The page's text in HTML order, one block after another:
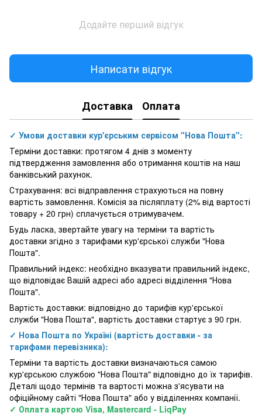
Додайте перший відгук
Написати відгук
Доставка Оплата
✓ Умови доставки кур'єрським сервісом "Нова Пошта":
Терміни доставки: протягом 4 днів з моменту
підтвердження замовлення або отримання коштів на наш
банківський рахунок.
Страхування: всі відправлення страхуються на повну
вартість замовлення. Комісія за післяплату (2% від вартості
товару + 20 грн) сплачується отримувачем.
Будь ласка, звертайте увагу на терміни та вартість
доставки згідно з тарифами кур'єрської служби "Нова
Пошта".
Правильний індекс: необхідно вказувати правильний індекс,
що відповідає Вашій адресі або адресі відділення "Нова
Пошта".
Вартість доставки: відповідно до тарифів кур'єрської
служби "Нова Пошта", вартість доставки стартує з 90 грн.
✓ Нова Пошта по Україні (вартість доставки - за
тарифами перевізника):
Терміни та вартість доставки визначаються самою
кур'єрською службою "Нова Пошта" відповідно до їх тарифів.
Деталі щодо термінів та вартості можна з'ясувати на
офіційному сайті "Нова Пошта" або у відділеннях компанії.
✓ Оплата картою Visa, Mastercard - LiqPay